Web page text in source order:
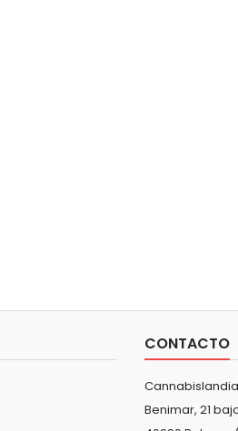
CONTACTO
Cannabislandia
Benimar, 21